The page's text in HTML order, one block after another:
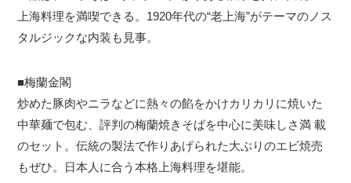
上海料理を満喫できる。1920年代の“老上海”がテーマのノス
タルジックな内装も見事。
■梅蘭金閣
炒めた豚肉やニラなどに熱々の餡をかけカリカリに焼いた
中華麺で包む、評判の梅蘭焼きそばを中心に美味しさ満 載
のセット。伝統の製法で作りあげられた大ぶりのエビ焼売
もぜひ。日本人に合う本格上海料理を堪能。